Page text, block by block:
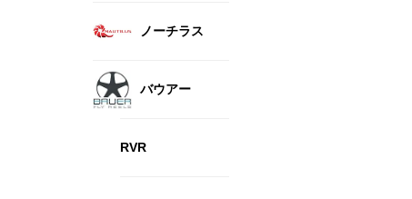
ノーチラス
バウアー
RVR